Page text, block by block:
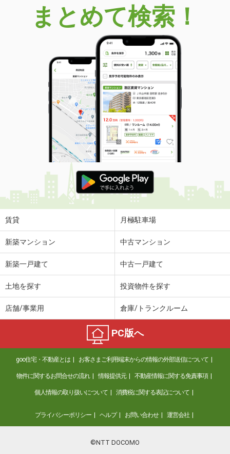
まとめて検索！
賃貸 月極駐車場
新築マンション 中古マンション
新築一戸建て 中古一戸建て
土地を探す 投資物件を探す
店舗/事業用 倉庫/トランクルーム
PC版へ
goo住宅・不動産とは お客さまご利用端末からの情報の外部送信について
物件に関するお問合せの流れ 情報提供元 不動産情報に関する免責事項
個人情報の取り扱いについて 消費税に関する表記について
プライバシーポリシー ヘルプ お問い合わせ 運営会社
©NTT DOCOMO